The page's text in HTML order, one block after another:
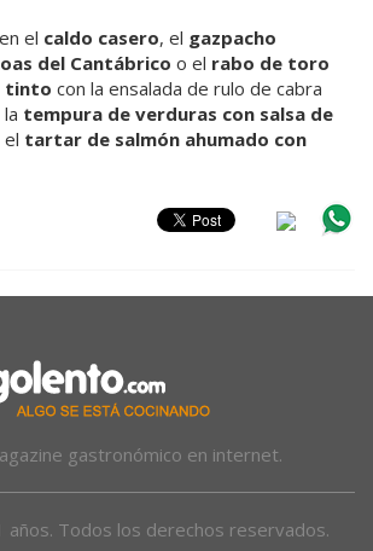
el caldo casero, el gazpacho
del Cantábrico o el rabo de toro
tinto con la ensalada de rulo de cabra
tempura de verduras con salsa de
el tartar de salmón ahumado con
gastronómico en internet.
Todos los derechos reservados.